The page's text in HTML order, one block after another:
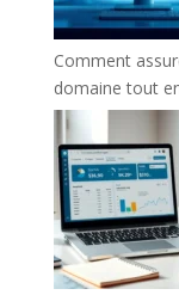
Comment
domaine tout